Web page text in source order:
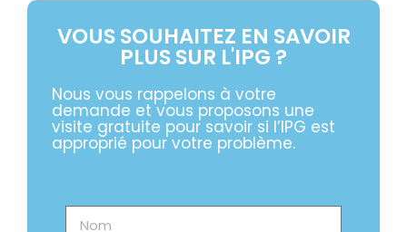
VOUS SOUHAITEZ EN SAVOIR
PLUS SUR L'IPG ?
Nous vous rappelons à votre
demande et vous proposons une
visite gratuite pour savoir si l’IPG est
approprié pour votre problème.